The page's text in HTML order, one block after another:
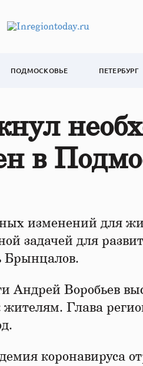
ПОДМОСКОВЬЕ ПЕТЕРБУРГ
в
изменений для
задачей для
Брынцалов.
Андрей Воробьев
Глава
коронавируса